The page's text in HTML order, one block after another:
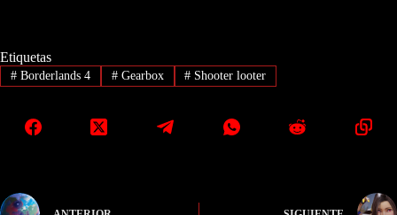
Etiquetas
#Borderlands 4 #Gearbox # Shooter looter